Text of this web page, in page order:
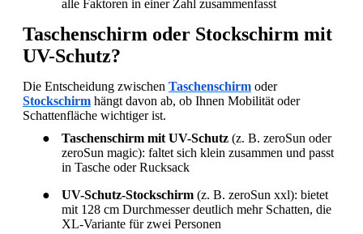
alle Faktoren in einer Zahl zusammenfasst
Taschenschirm oder Stockschirm mit
UV-Schutz?
Die Entscheidung zwischen Taschenschirm oder
Stockschirm hängt davon ab, ob Ihnen Mobilität oder
Schattenfläche wichtiger ist.
●
Taschenschirm mit UV-Schutz (z. B. zeroSun oder
zeroSun magic): faltet sich klein zusammen und passt
in Tasche oder Rucksack
●
UV-Schutz-Stockschirm (z. B. zeroSun xxl): bietet
mit 128 cm Durchmesser deutlich mehr Schatten, die
XL-Variante für zwei Personen